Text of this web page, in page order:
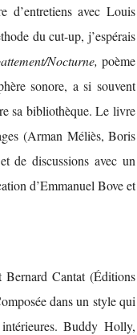
d’entretiens avec Louis
du cut-up, j’espérais
Nocturne,poème
sonore, a si souvent
sa bibliothèque. Le livre
(Arman Méliès, Boris
de discussions avec un
d’Emmanuel Bove et
Bernard Cantat (Éditions
dans un style qui
Buddy Holly,